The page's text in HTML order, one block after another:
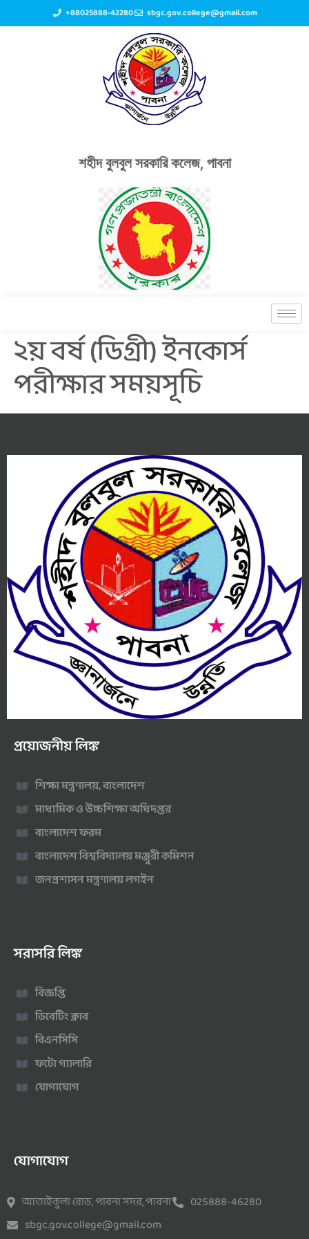
+88025888-42280 sbgc.gov.college@gmail.com
শহীদ বুলবুল সরকারি কলেজ, পাবনা
২য় বর্ষ (ডিগ্রী) ইনকোর্স
পরীক্ষার সময়সূচি
প্রয়োজনীয় লিঙ্ক
শিক্ষা মন্ত্রণালয়, বাংলাদেশ
মাধ্যমিক ও উচ্চশিক্ষা অধিদপ্তর
বাংলাদেশ ফরম
বাংলাদেশ বিশ্ববিদ্যালয় মঞ্জুরী কমিশন
জনপ্রশাসন মন্ত্রণালয় লগইন
সরাসরি লিঙ্ক
বিজ্ঞপ্তি
ডিবেটিং ক্লাব
বিএনসিসি
ফটো গ্যালারি
যোগাযোগ
যোগাযোগ
আতাইকুলা রোড, পাবনা সদর, পাবনা
025888-46280
sbgc.gov.college@gmail.com